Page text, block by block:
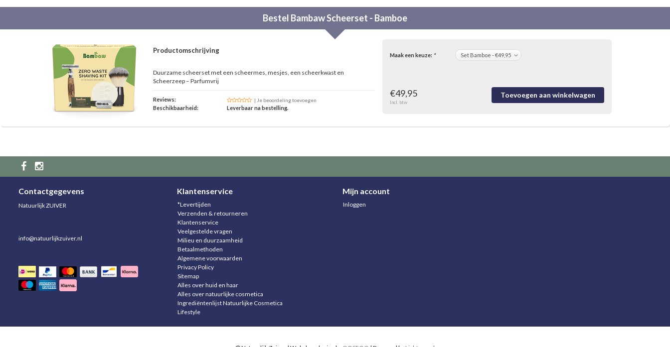
Bestel BambawScheerset - Bamboe
Productomschrijving
Duurzame scheerset met een scheermes, mesjes, een scheerkwast en
Scheerzeep – Parfumvrij
Reviews: | Je beoordeling toevoegen
Beschikbaarheid: Leverbaar na bestelling.
Maak een keuze: *
€49,95
Incl. btw
Contactgegevens
Natuurlijk ZUIVER
info@natuurlijkzuiver.nl
Klantenservice
*Levertijden
Verzenden & retourneren
Klantenservice
Veelgestelde vragen
Milieu en duurzaamheid
Betaalmethoden
Algemene voorwaarden
Privacy Policy
Sitemap
Alles over huid en haar
Alles over natuurlijke cosmetica
Ingrediëntenlijst Natuurlijke Cosmetica
Lifestyle
Mijn account
Inloggen